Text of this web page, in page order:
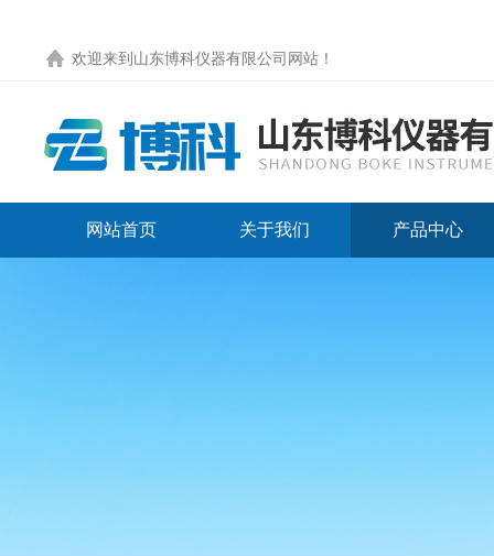
欢迎来到 山东博科仪器有限公司网站 ！
网站首页 关于我们 产品中心